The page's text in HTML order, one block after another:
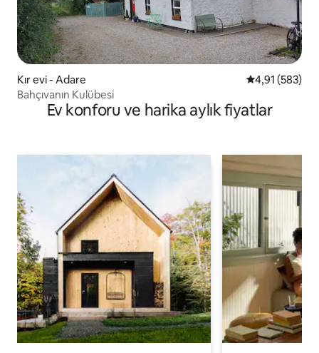
Kır evi - Adare 5 üzerinden
4,91 (583)
Bahçıvanın Kulübesi
Ev konforu ve harika aylık fiyatlar